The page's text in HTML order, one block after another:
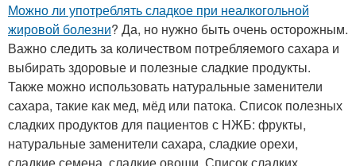
Можно ли употреблять сладкое при неалкогольной
жировой болезни? Да, но нужно быть очень осторожным.
Важно следить за количеством потребляемого сахара и
выбирать здоровые и полезные сладкие продукты.
Также можно использовать натуральные заменители
сахара, такие как мед, мёд или патока. Список полезных
сладких продуктов для пациентов с НЖБ: фрукты,
натуральные заменители сахара, сладкие орехи,